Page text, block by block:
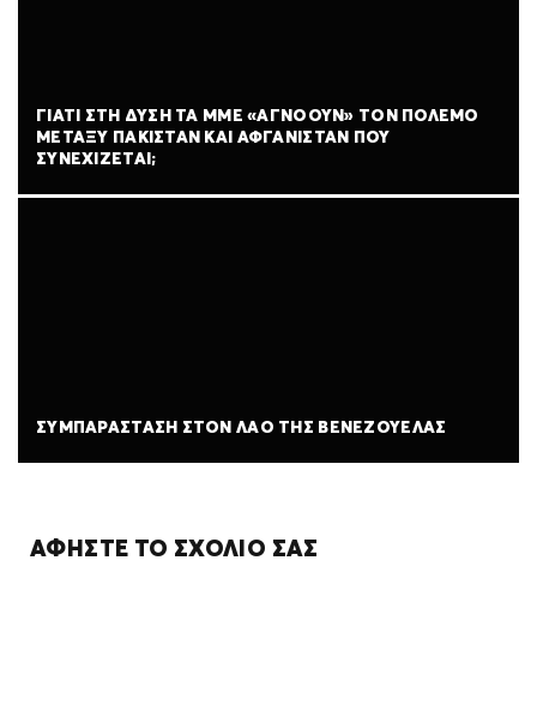
ΓΙΑΤΊ ΣΤΗ ΔΎΣΗ ΤΑ ΜΜΕ «ΑΓΝΟΟΎΝ» ΤΟΝ ΠΌΛΕΜΟ
ΜΕΤΑΞΎ ΠΑΚΙΣΤΆΝ ΚΑΙ ΑΦΓΑΝΙΣΤΆΝ ΠΟΥ
ΣΥΝΕΧΊΖΕΤΑΙ;
ΣΥΜΠΑΡΆΣΤΑΣΗ ΣΤΟΝ ΛΑΌ ΤΗΣ ΒΕΝΕΖΟΥΈΛΑΣ
ΑΦΉΣΤΕ ΤΟ ΣΧΌΛΙΌ ΣΑΣ